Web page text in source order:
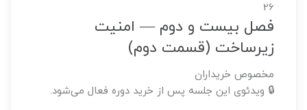
26
فصل بیست و دوم — امنیت
زیرساخت (قسمت دوم)
مخصوص خریداران
🔒 ویدئوی این جلسه پس از خرید دوره فعال می‌شود.